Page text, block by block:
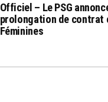
Officiel – Le PSG
prolongation de contrat
Féminines